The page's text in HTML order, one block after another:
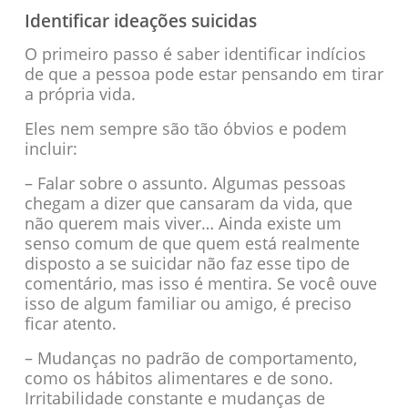
Identificar ideações suicidas
O primeiro passo é saber identificar indícios
de que a pessoa pode estar pensando em tirar
a própria vida.
Eles nem sempre são tão óbvios e podem
incluir:
– Falar sobre o assunto. Algumas pessoas
chegam a dizer que cansaram da vida, que
não querem mais viver… Ainda existe um
senso comum de que quem está realmente
disposto a se suicidar não faz esse tipo de
comentário, mas isso é mentira. Se você ouve
isso de algum familiar ou amigo, é preciso
ficar atento.
– Mudanças no padrão de comportamento,
como os hábitos alimentares e de sono.
Irritabilidade constante e mudanças de